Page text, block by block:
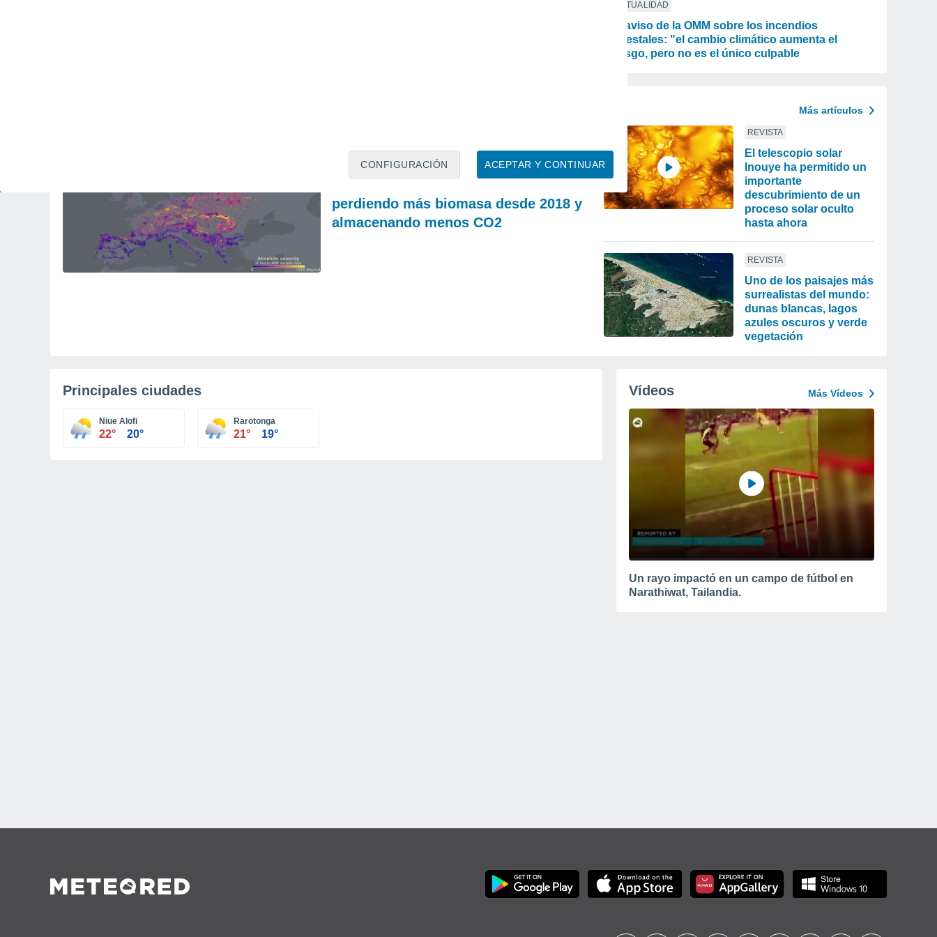
ACEPTAR Y CONTINUAR
CONFIGURACIÓN
ACTUALIDAD
El aviso de la OMM sobre los incendios
forestales: "el cambio climático aumenta el
riesgo, pero no es el único culpable
Más artículos
REVISTA
perdiendo más biomasa desde 2018 y
almacenando menos CO2
REVISTA
El telescopio solar
Inouye ha permitido un
importante
descubrimiento de un
proceso solar oculto
hasta ahora
REVISTA
Uno de los paisajes más
surrealistas del mundo:
dunas blancas, lagos
azules oscuros y verde
vegetación
Principales ciudades
Niue Alofi
22° 20°
Rarotonga
21° 19°
Vídeos Más Vídeos
Un rayo impactó en un campo de fútbol en
Narathiwat, Tailandia.